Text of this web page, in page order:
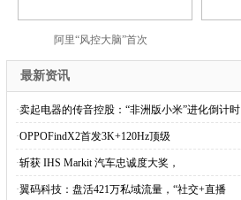
阿里“风控大脑”首次
最新资讯
·卖起电器的传音控股：“非洲版小米”进化倒计时
·OPPOFindX2首发3K+120Hz顶级
·斩获 IHS Markit 汽车忠诚度大奖，
·翼码科技：盘活421万私域流量，“社交+直播